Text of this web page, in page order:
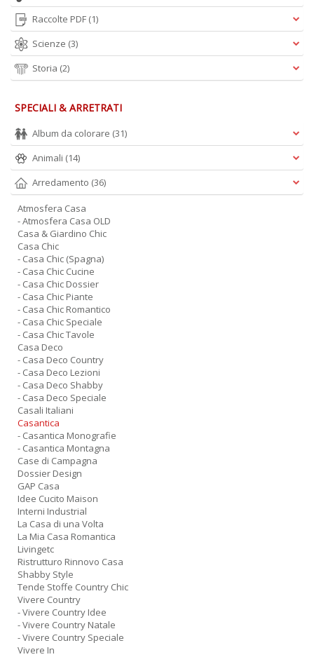
Raccolte PDF (1)
Scienze (3)
Storia (2)
SPECIALI & ARRETRATI
Album da colorare (31)
Animali (14)
Arredamento (36)
Atmosfera Casa
- Atmosfera Casa OLD
Casa & Giardino Chic
Casa Chic
- Casa Chic (Spagna)
- Casa Chic Cucine
- Casa Chic Dossier
- Casa Chic Piante
- Casa Chic Romantico
- Casa Chic Speciale
- Casa Chic Tavole
Casa Deco
- Casa Deco Country
- Casa Deco Lezioni
- Casa Deco Shabby
- Casa Deco Speciale
Casali Italiani
Casantica
- Casantica Monografie
- Casantica Montagna
Case di Campagna
Dossier Design
GAP Casa
Idee Cucito Maison
Interni Industrial
La Casa di una Volta
La Mia Casa Romantica
Livingetc
Ristrutturo Rinnovo Casa
Shabby Style
Tende Stoffe Country Chic
Vivere Country
- Vivere Country Idee
- Vivere Country Natale
- Vivere Country Speciale
Vivere In